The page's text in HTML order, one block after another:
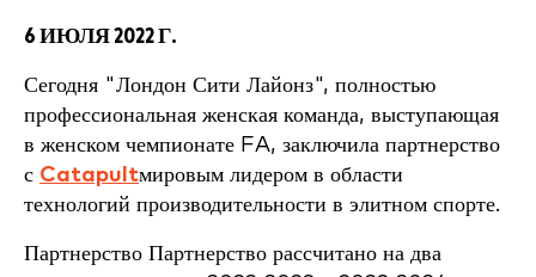
6 ИЮЛЯ 2022 Г.
Сегодня "Лондон Сити Лайонз", полностью
профессиональная женская команда, выступающая
в женском чемпионате FA, заключила партнерство
с Catapultмировым лидером в области
технологий производительности в элитном спорте.
Партнерство Партнерство рассчитано на два